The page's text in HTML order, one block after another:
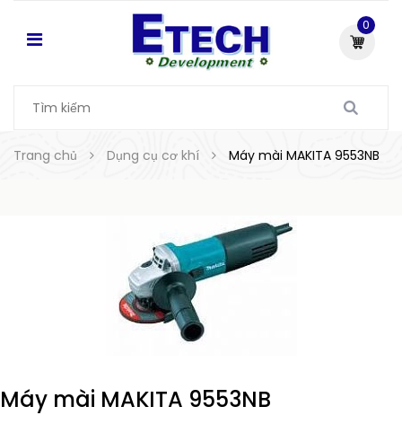
0
Trang chủ Dụng cụ cơ khí Máy mài MAKITA 9553NB
Máy mài MAKITA 9553NB